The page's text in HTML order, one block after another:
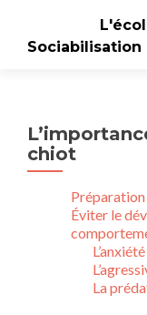
chiot
Préparation
Éviter le
L’anxiété
La